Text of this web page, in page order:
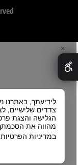
✕
צדדים שלישיים,
הגלישה והצגת
מהווה את הסכמתך
במדיניות